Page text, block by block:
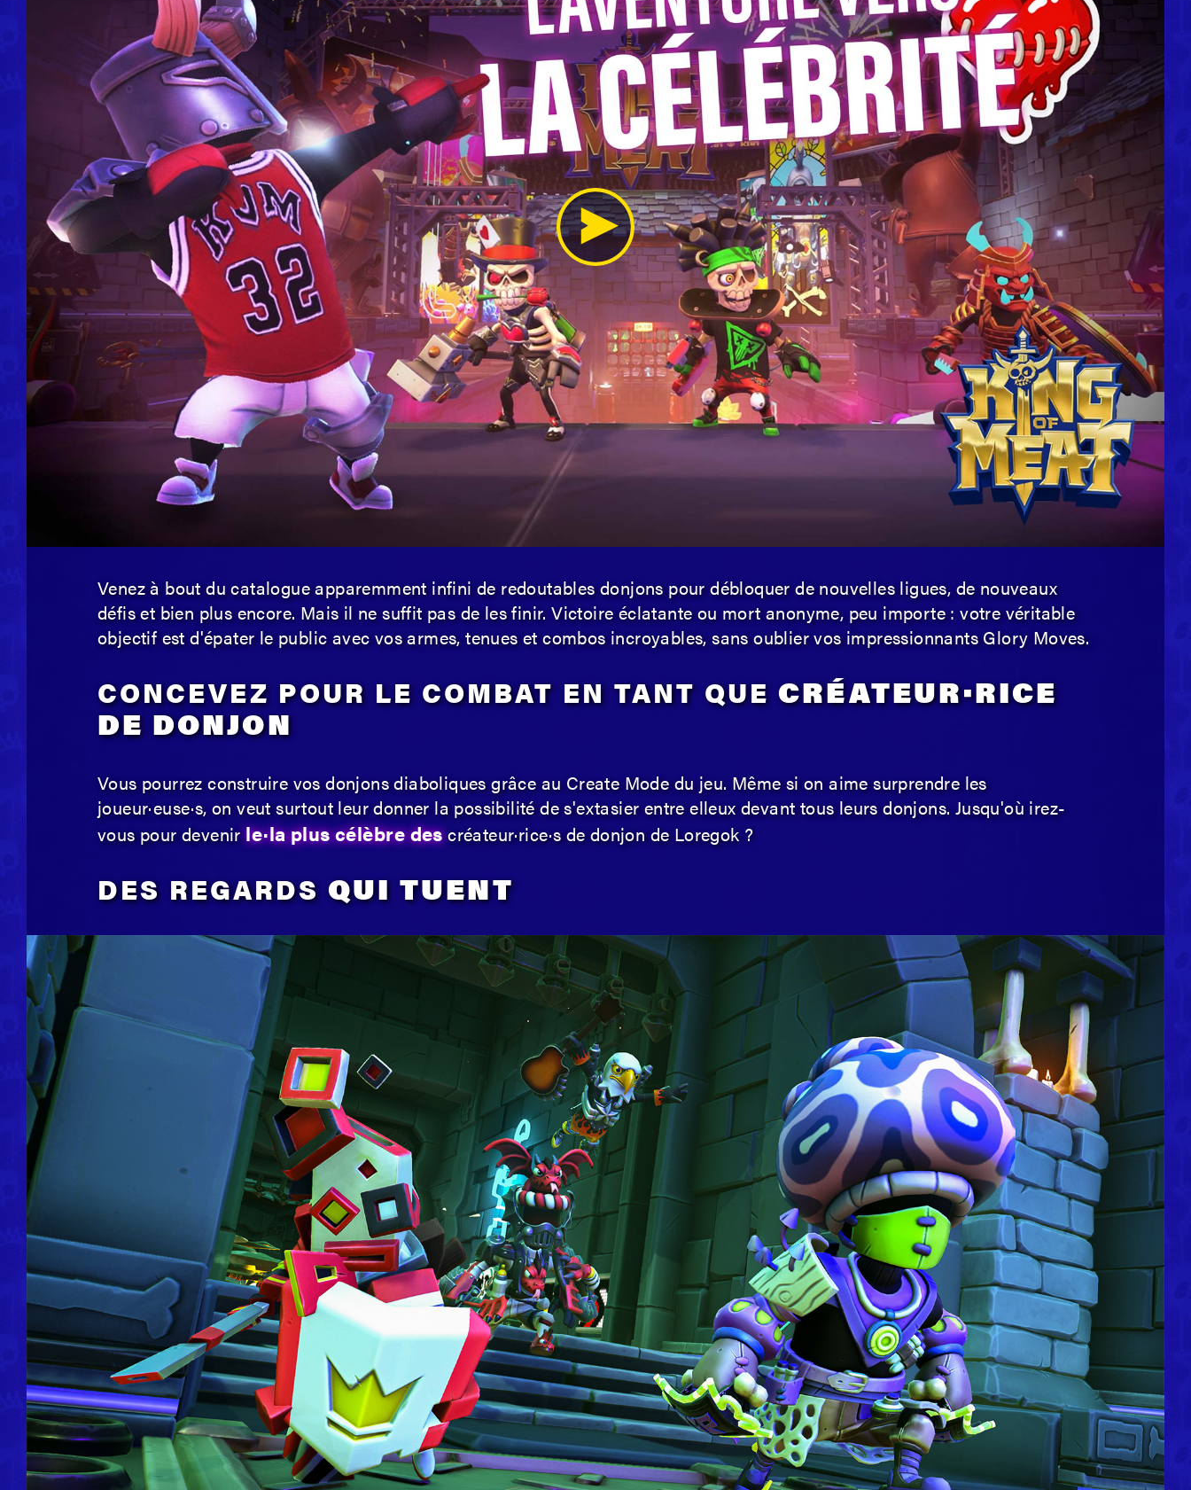
Venez à bout du catalogue apparemment infini de redoutables donjons pour débloquer de nouvelles ligues, de nouveaux
défis et bien plus encore. Mais il ne suffit pas de les finir. Victoire éclatante ou mort anonyme, peu importe : votre véritable
objectif est d'épater le public avec vos armes, tenues et combos incroyables, sans oublier vos impressionnants Glory Moves.
CONCEVEZ POUR LE COMBAT EN TANT QUE CRÉATEUR·RICE
DE DONJON
Vous pourrez construire vos donjons diaboliques grâce au Create Mode du jeu. Même si on aime surprendre les
joueur·euse·s, on veut surtout leur donner la possibilité de s'extasier entre elleux devant tous leurs donjons. Jusqu'où irez-
vous pour devenirle·la plus célèbre descréateur·rice·s de donjon de Loregok ?
DES REGARDS QUI TUENT